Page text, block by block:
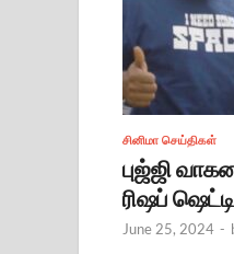
சினிமா செய்திகள்
புஜ்ஜி
ரிஷப்
June 25, 2024 -